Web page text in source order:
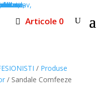
Articole 0
/ Produse
/ Sandale Comfeeze